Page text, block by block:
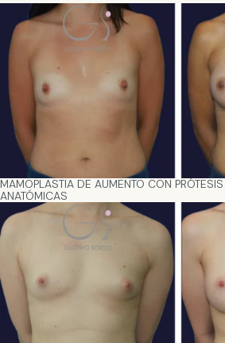
MAMOPLASTIA DE AUMENTO CON
ANATÓMICAS